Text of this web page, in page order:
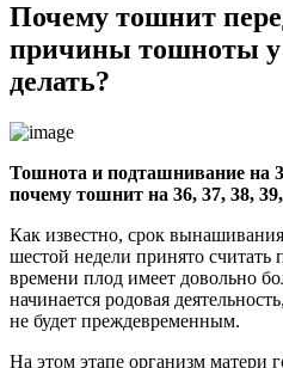
Почему тошнит
причины тошноты у
делать?
Тошнота и подташнивание на
почему тошнит на 36, 37, 38,
Как известно, срок
шестой недели принято
времени плод имеет довольно
начинается родовая
не будет преждевременным.
На этом этапе организм матери